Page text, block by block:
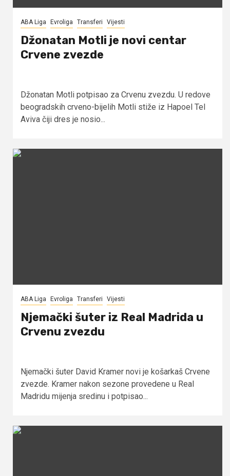
ABA Liga Evroliga Transferi Vijesti
Džonatan Motli je novi centar
Crvene zvezde
Džonatan Motli potpisao za Crvenu zvezdu. U redove
beogradskih crveno-bijelih Motli stiže iz Hapoel Tel
Aviva čiji dres je nosio...
ABA Liga Evroliga Transferi Vijesti
Njemački šuter iz Real Madrida u
Crvenu zvezdu
Njemački šuter David Kramer novi je košarkaš Crvene
zvezde. Kramer nakon sezone provedene u Real
Madridu mijenja sredinu i potpisao...